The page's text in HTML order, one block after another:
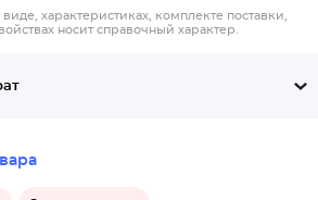
характеристиках, комплекте поставки,
носит справочный характер.